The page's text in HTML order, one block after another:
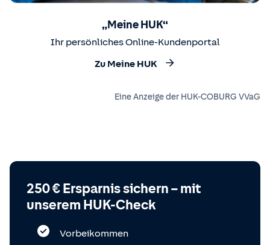
„Meine HUK“
Ihr persönliches Online-Kundenportal
Zu Meine HUK
Eine Anzeige der HUK-COBURG VVaG
250 € Ersparnis sichern – mit
unserem HUK-Check
Vorbeikommen